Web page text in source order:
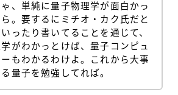
、単純に量子物理学が面白かっ
。要するにミチオ・カク氏だと
ったり書いてることを通じて、
がわかっとけば、量子コンピュ
ーもわかるわけよ。これから大事
量子を勉強してれば。